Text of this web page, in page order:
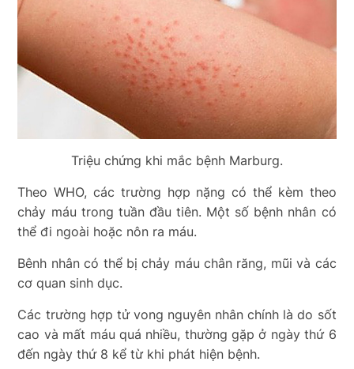
Triệu chứng khi mắc bệnh Marburg.
Theo WHO, các trường hợp nặng có thể kèm theo
chảy máu trong tuần đầu tiên. Một số bệnh nhân có
thể đi ngoài hoặc nôn ra máu.
Bênh nhân có thể bị chảy máu chân răng, mũi và các
cơ quan sinh dục.
Các trường hợp tử vong nguyên nhân chính là do sốt
cao và mất máu quá nhiều, thường gặp ở ngày thứ 6
đến ngày thứ 8 kể từ khi phát hiện bệnh.